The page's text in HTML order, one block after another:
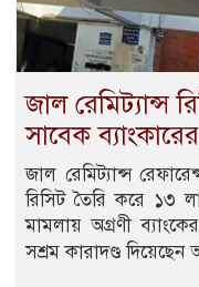
জাল রেমিট্যান্স
সাবেক
জাল রেমিট্যান্স
রিসিট তৈরি করে ১৩
মামলায় অগ্রণী
সশ্রম কারাদণ্ড